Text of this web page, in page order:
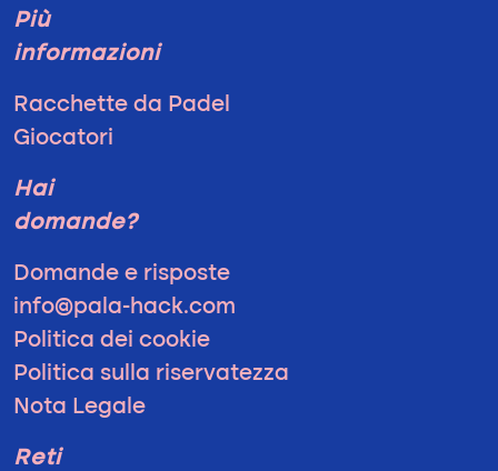
Più
informazioni
Racchette da Padel
Giocatori
Hai
domande?
Domande e risposte
info@pala-hack.com
Politica dei cookie
Politica sulla riservatezza
Nota Legale
Reti